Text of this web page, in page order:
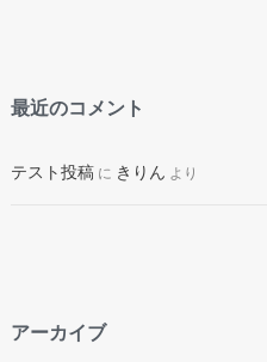
最近のコメント
テスト投稿 に きりん より
アーカイブ